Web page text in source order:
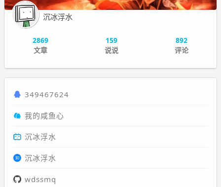
沉冰浮水
2869
文章
159
说说
892
评论
349467624
我的咸鱼心
沉冰浮水
沉冰浮水
wdssmq